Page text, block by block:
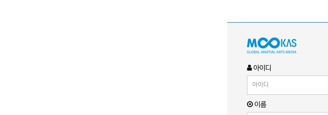
아이디
이름